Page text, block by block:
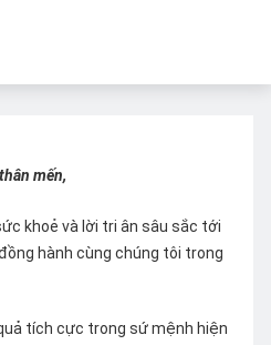
mến,
khoẻ và lời tri ân sâu sắc tới
hành cùng chúng tôi trong
tích cực trong sứ mệnh hiện